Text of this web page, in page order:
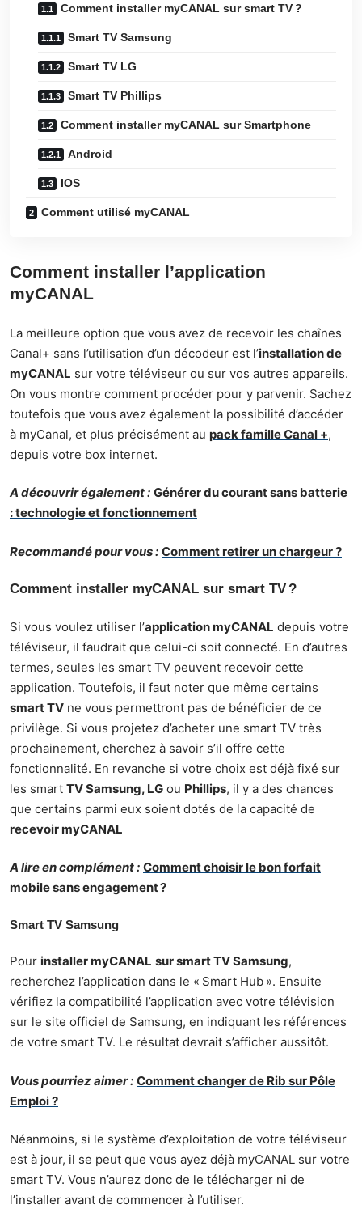
Comment installer myCANAL sur smart TV ?
Smart TV Samsung
Smart TV LG
Smart TV Phillips
Comment installer myCANAL sur Smartphone
Android
IOS
Comment utilisé myCANAL
Comment installer l’application
myCANAL
La meilleure option que vous avez de recevoir les chaînes
Canal+ sans l’utilisation d’un décodeur est l’installation de
myCANAL sur votre téléviseur ou sur vos autres appareils.
On vous montre comment procéder pour y parvenir. Sachez
toutefois que vous avez également la possibilité d’accéder
à myCanal, et plus précisément au pack famille Canal +,
depuis votre box internet.
A découvrir également : Générer du courant sans batterie
: technologie et fonctionnement
Recommandé pour vous : Comment retirer un chargeur ?
Comment installer myCANAL sur smart TV ?
Si vous voulez utiliser l’application myCANAL depuis votre
téléviseur, il faudrait que celui-ci soit connecté. En d’autres
termes, seules les smart TV peuvent recevoir cette
application. Toutefois, il faut noter que même certains
smart TV ne vous permettront pas de bénéficier de ce
privilège. Si vous projetez d’acheter une smart TV très
prochainement, cherchez à savoir s’il offre cette
fonctionnalité. En revanche si votre choix est déjà fixé sur
les smart TV Samsung, LG ou Phillips, il y a des chances
que certains parmi eux soient dotés de la capacité de
recevoir myCANAL
A lire en complément : Comment choisir le bon forfait
mobile sans engagement ?
Smart TV Samsung
Pour installer myCANAL sur smart TV Samsung,
recherchez l’application dans le « Smart Hub ». Ensuite
vérifiez la compatibilité l’application avec votre télévision
sur le site officiel de Samsung, en indiquant les références
de votre smart TV. Le résultat devrait s’afficher aussitôt.
Vous pourriez aimer : Comment changer de Rib sur Pôle
Emploi ?
Néanmoins, si le système d’exploitation de votre téléviseur
est à jour, il se peut que vous ayez déjà myCANAL sur votre
smart TV. Vous n’aurez donc de le télécharger ni de
l’installer avant de commencer à l’utiliser.